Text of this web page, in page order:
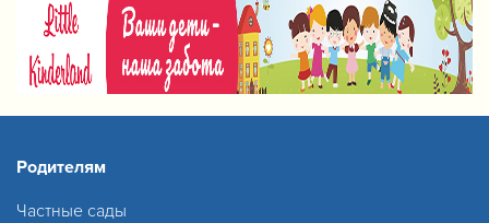
Родителям
Частные сады